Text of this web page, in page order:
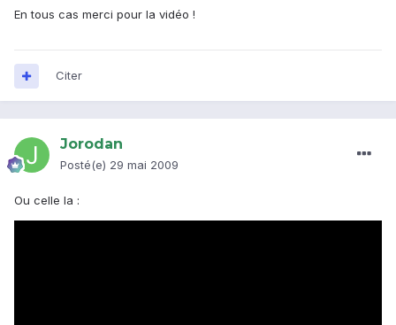
En tous cas merci pour la vidéo !
Citer
Jorodan
Posté(e) 29 mai 2009
Ou celle la :